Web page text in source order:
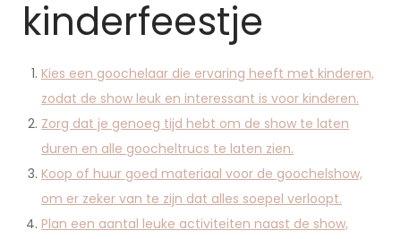
kinderfeestje
Kies een goochelaar die ervaring heeft met kinderen,
zodat de show leuk en interessant is voor kinderen.
Zorg dat je genoeg tijd hebt om de show te laten
duren en alle goocheltrucs te laten zien.
Koop of huur goed materiaal voor de goochelshow,
om er zeker van te zijn dat alles soepel verloopt.
Plan een aantal leuke activiteiten naast de show,